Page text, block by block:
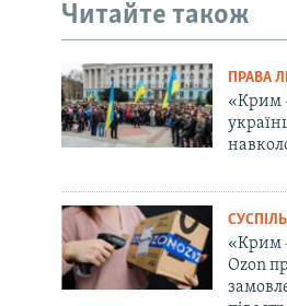
Читайте також
ПРАВА
«Крим
«Крим
Ozon